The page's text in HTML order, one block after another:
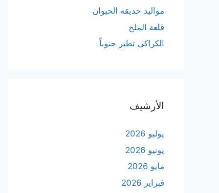
مواليد حديقة الحيوان
قلعة الملح
الكراكي تطير جنوباً
الأرشيف
يوليو 2026
يونيو 2026
مايو 2026
فبراير 2026